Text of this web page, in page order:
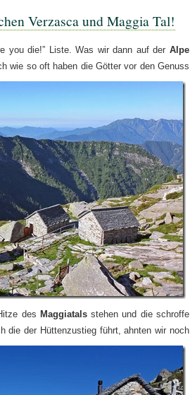
Verzasca und Maggia Tal!
you die!” Liste. Was wir dann auf der Alpe
wie so oft haben dieGötter vor den Genuss
des Maggiatalsstehen und die schroffe
die der Hüttenzustieg führt, ahnten wir noch